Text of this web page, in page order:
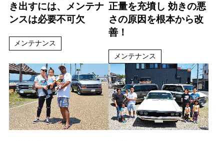
き出すには、メンテナ
ンスは必要不可欠
メンテナンス
正量を充墳し 効きの悪
さの原因を根本から改
善！
メンテナンス